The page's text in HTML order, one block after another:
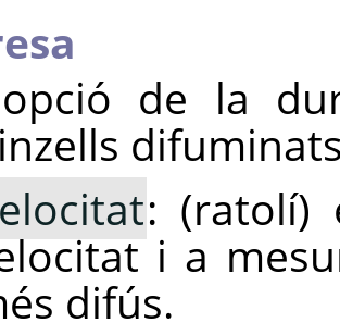
de la
: (ratolí)
i a
difús.